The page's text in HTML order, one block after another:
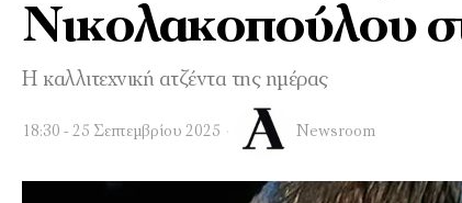
Νικολακοπούλου
Η καλλιτεχνική ατζέντα της ημέρας
18:30 - 25 Σεπτεμβρίου 2025 Newsroom